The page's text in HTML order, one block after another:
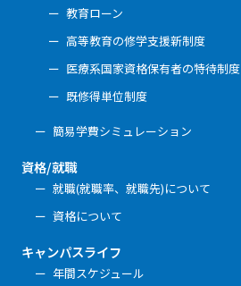
教育ローン
高等教育の修学支援新制度
医療系国家資格保有者の特待制度
既修得単位制度
簡易学費シミュレーション
資格/就職
就職(就職率、就職先)について
資格について
キャンパスライフ
年間スケジュール